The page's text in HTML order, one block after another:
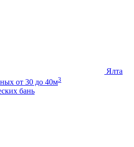
Ялта
от 30 до 40м3
бань